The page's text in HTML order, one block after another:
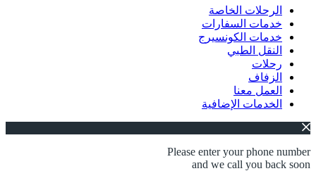
الرحلات الخاصة
خدمات السفارات
خدمات الكونسيرج
النقل الطبي
رحلات
الزفاف
العمل معنا
الخدمات الإضافية
Please enter your phone number
and we call you back soon